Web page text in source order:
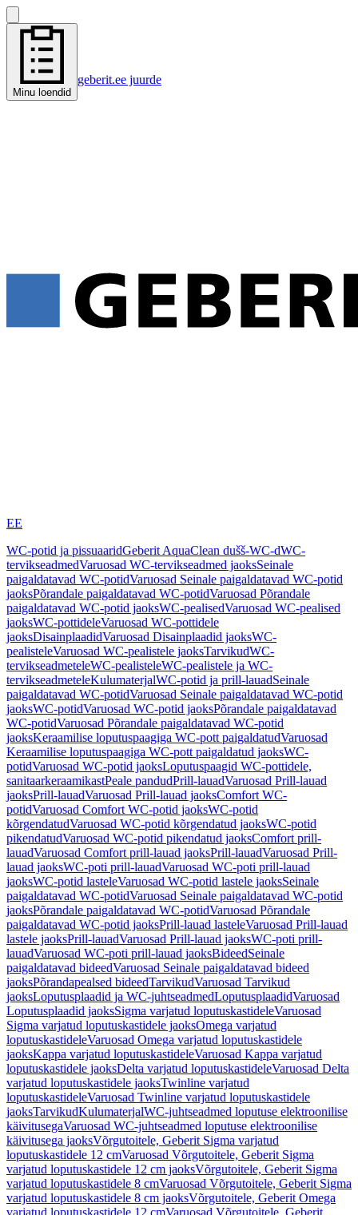
Minu loendid
geberit.ee juurde
EE
WC-potid ja pissuaaridGeberit AquaClean dušš-WC-dWC-
tervikseadmedVaruosad WC-tervikseadmed jaoksSeinale
paigaldatavad WC-potidVaruosad Seinale paigaldatavad WC-potid
jaoksPõrandale paigaldatavad WC-potidVaruosad Põrandale
paigaldatavad WC-potid jaoksWC-pealisedVaruosad WC-pealised
jaoksWC-pottideleVaruosad WC-pottidele
jaoksDisainplaadidVaruosad Disainplaadid jaoksWC-
pealisteleVaruosad WC-pealistele jaoksTarvikudWC-
tervikseadmeteleWC-pealisteleWC-pealistele ja WC-
tervikseadmeteleKulumaterjalWC-potid ja prill-lauadSeinale
paigaldatavad WC-potidVaruosad Seinale paigaldatavad WC-potid
jaoksWC-potidVaruosad WC-potid jaoksPõrandale paigaldatavad
WC-potidVaruosad Põrandale paigaldatavad WC-potid
jaoksKeraamilise loputuspaagiga WC-pott paigaldatudVaruosad
Keraamilise loputuspaagiga WC-pott paigaldatud jaoksWC-
potidVaruosad WC-potid jaoksLoputuspaagid WC-pottidele,
sanitaarkeraamikastPeale pandudPrill-lauadVaruosad Prill-lauad
jaoksPrill-lauadVaruosad Prill-lauad jaoksComfort WC-
potidVaruosad Comfort WC-potid jaoksWC-potid
kõrgendatudVaruosad WC-potid kõrgendatud jaoksWC-potid
pikendatudVaruosad WC-potid pikendatud jaoksComfort prill-
lauadVaruosad Comfort prill-lauad jaoksPrill-lauadVaruosad Prill-
lauad jaoksWC-poti prill-lauadVaruosad WC-poti prill-lauad
jaoksWC-potid lasteleVaruosad WC-potid lastele jaoksSeinale
paigaldatavad WC-potidVaruosad Seinale paigaldatavad WC-potid
jaoksPõrandale paigaldatavad WC-potidVaruosad Põrandale
paigaldatavad WC-potid jaoksPrill-lauad lasteleVaruosad Prill-lauad
lastele jaoksPrill-lauadVaruosad Prill-lauad jaoksWC-poti prill-
lauadVaruosad WC-poti prill-lauad jaoksBideedSeinale
paigaldatavad bideedVaruosad Seinale paigaldatavad bideed
jaoksPõrandapealsed bideedTarvikudVaruosad Tarvikud
jaoksLoputusplaadid ja WC-juhtseadmedLoputusplaadidVaruosad
Loputusplaadid jaoksSigma varjatud loputuskastideleVaruosad
Sigma varjatud loputuskastidele jaoksOmega varjatud
loputuskastideleVaruosad Omega varjatud loputuskastidele
jaoksKappa varjatud loputuskastideleVaruosad Kappa varjatud
loputuskastidele jaoksDelta varjatud loputuskastideleVaruosad Delta
varjatud loputuskastidele jaoksTwinline varjatud
loputuskastideleVaruosad Twinline varjatud loputuskastidele
jaoksTarvikudKulumaterjalWC-juhtseadmed loputuse elektroonilise
käivitusegaVaruosad WC-juhtseadmed loputuse elektroonilise
käivitusega jaoksVõrgutoitele, Geberit Sigma varjatud
loputuskastidele 12 cmVaruosad Võrgutoitele, Geberit Sigma
varjatud loputuskastidele 12 cm jaoksVõrgutoitele, Geberit Sigma
varjatud loputuskastidele 8 cmVaruosad Võrgutoitele, Geberit Sigma
varjatud loputuskastidele 8 cm jaoksVõrgutoitele, Geberit Omega
varjatud loputuskastidele 12 cmVaruosad Võrgutoitele, Geberit